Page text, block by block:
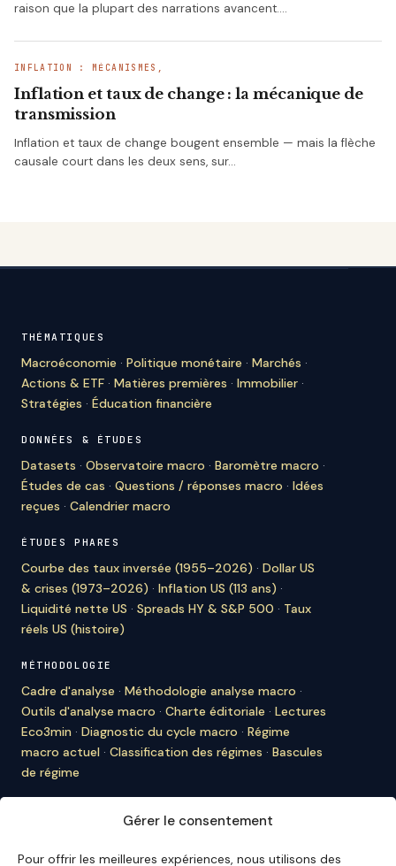
Gérer le consentement
Pour offrir les meilleures expériences, nous utilisons des
raison que la plupart des narrations avancent.…
INFLATION : MÉCANISMES,
Inflation et taux de change : la mécanique de
transmission
Inflation et taux de change bougent ensemble — mais la flèche
causale court dans les deux sens, sur…
THÉMATIQUES
Macroéconomie · Politique monétaire · Marchés ·
Actions & ETF · Matières premières · Immobilier ·
Stratégies · Éducation financière
DONNÉES & ÉTUDES
Datasets · Observatoire macro · Baromètre macro ·
Études de cas · Questions / réponses macro · Idées
reçues · Calendrier macro
ÉTUDES PHARES
Courbe des taux inversée (1955–2026) · Dollar US
& crises (1973–2026) · Inflation US (113 ans) ·
Liquidité nette US · Spreads HY & S&P 500 · Taux
réels US (histoire)
MÉTHODOLOGIE
Cadre d'analyse · Méthodologie analyse macro ·
Outils d'analyse macro · Charte éditoriale · Lectures
Eco3min · Diagnostic du cycle macro · Régime
macro actuel · Classification des régimes · Bascules
de régime
nous citent· Mentions légales·Contact